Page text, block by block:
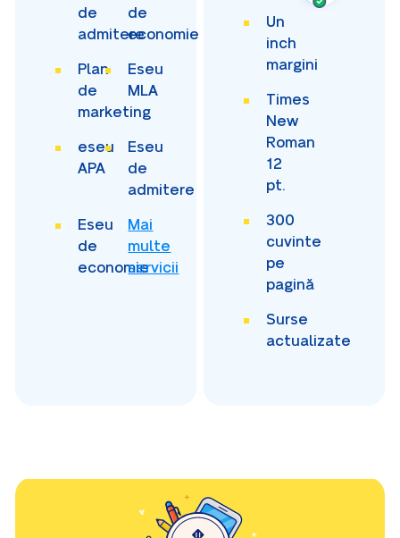
de
admitere
de
economie
Plan
de
marketing
Eseu
MLA
eseu
APA
Eseu
de
admitere
Eseu
de
economie
Mai
multe
servicii
Un
inch
margini
Times
New
Roman
12
pt.
300
cuvinte
pe
pagină
Surse
actualizate